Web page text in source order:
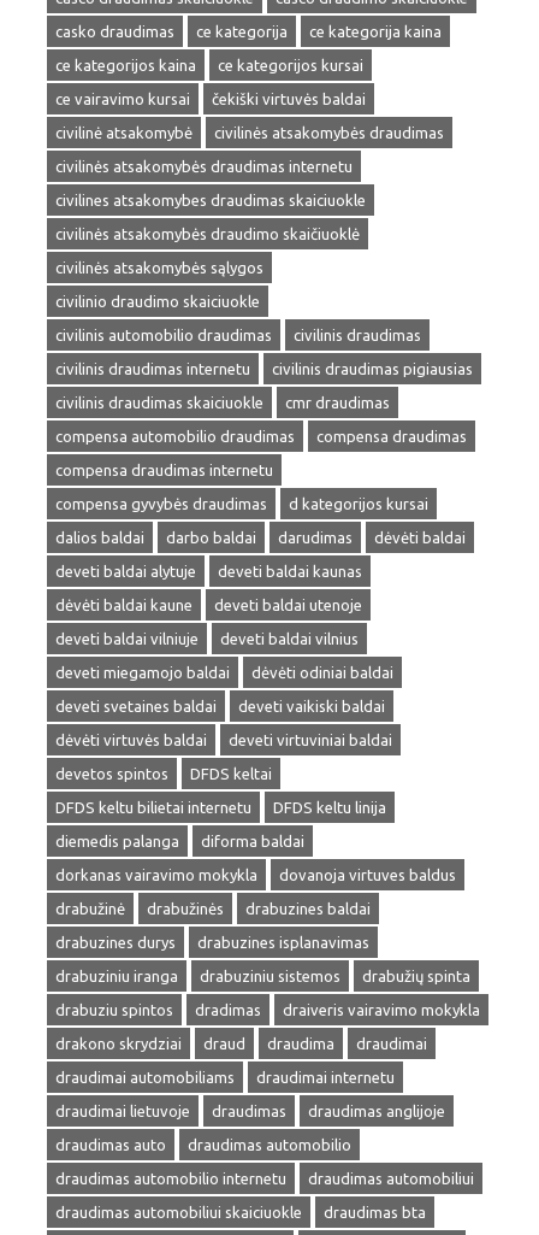
casko draudimas
ce kategorija
ce kategorija kaina
ce kategorijos kaina
ce kategorijos kursai
ce vairavimo kursai
čekiški virtuvės baldai
civilinė atsakomybė
civilinės atsakomybės draudimas
civilinės atsakomybės draudimas internetu
civilines atsakomybes draudimas skaiciuokle
civilinės atsakomybės draudimo skaičiuoklė
civilinės atsakomybės sąlygos
civilinio draudimo skaiciuokle
civilinis automobilio draudimas
civilinis draudimas
civilinis draudimas internetu
civilinis draudimas pigiausias
civilinis draudimas skaiciuokle
cmr draudimas
compensa automobilio draudimas
compensa draudimas
compensa draudimas internetu
compensa gyvybės draudimas
d kategorijos kursai
dalios baldai
darbo baldai darudimas
dėvėti baldai
deveti baldai alytuje
deveti baldai kaunas
dėvėti baldai kaune
deveti baldai utenoje
deveti baldai vilniuje
deveti baldai vilnius
deveti miegamojo baldai
dėvėti odiniai baldai
deveti svetaines baldai
deveti vaikiski baldai
dėvėti virtuvės baldai
deveti virtuviniai baldai
devetos spintos
DFDS keltai
DFDS keltu bilietai internetu
DFDS keltu linija
diemedis palanga
diforma baldai
dorkanas vairavimo mokykla
dovanoja virtuves baldus
drabužinė
drabužinės
drabuzines baldai
drabuzines durys
drabuzines isplanavimas
drabuziniu iranga
drabuziniu sistemos
drabužių spinta
drabuziu spintos
dradimas
draiveris vairavimo mokykla
drakono skrydziai
draud draudima
draudimai
draudimai automobiliams
draudimai internetu
draudimai lietuvoje
draudimas
draudimas anglijoje
draudimas auto
draudimas automobilio
draudimas automobilio internetu
draudimas automobiliui
draudimas automobiliui skaiciuokle
draudimas bta